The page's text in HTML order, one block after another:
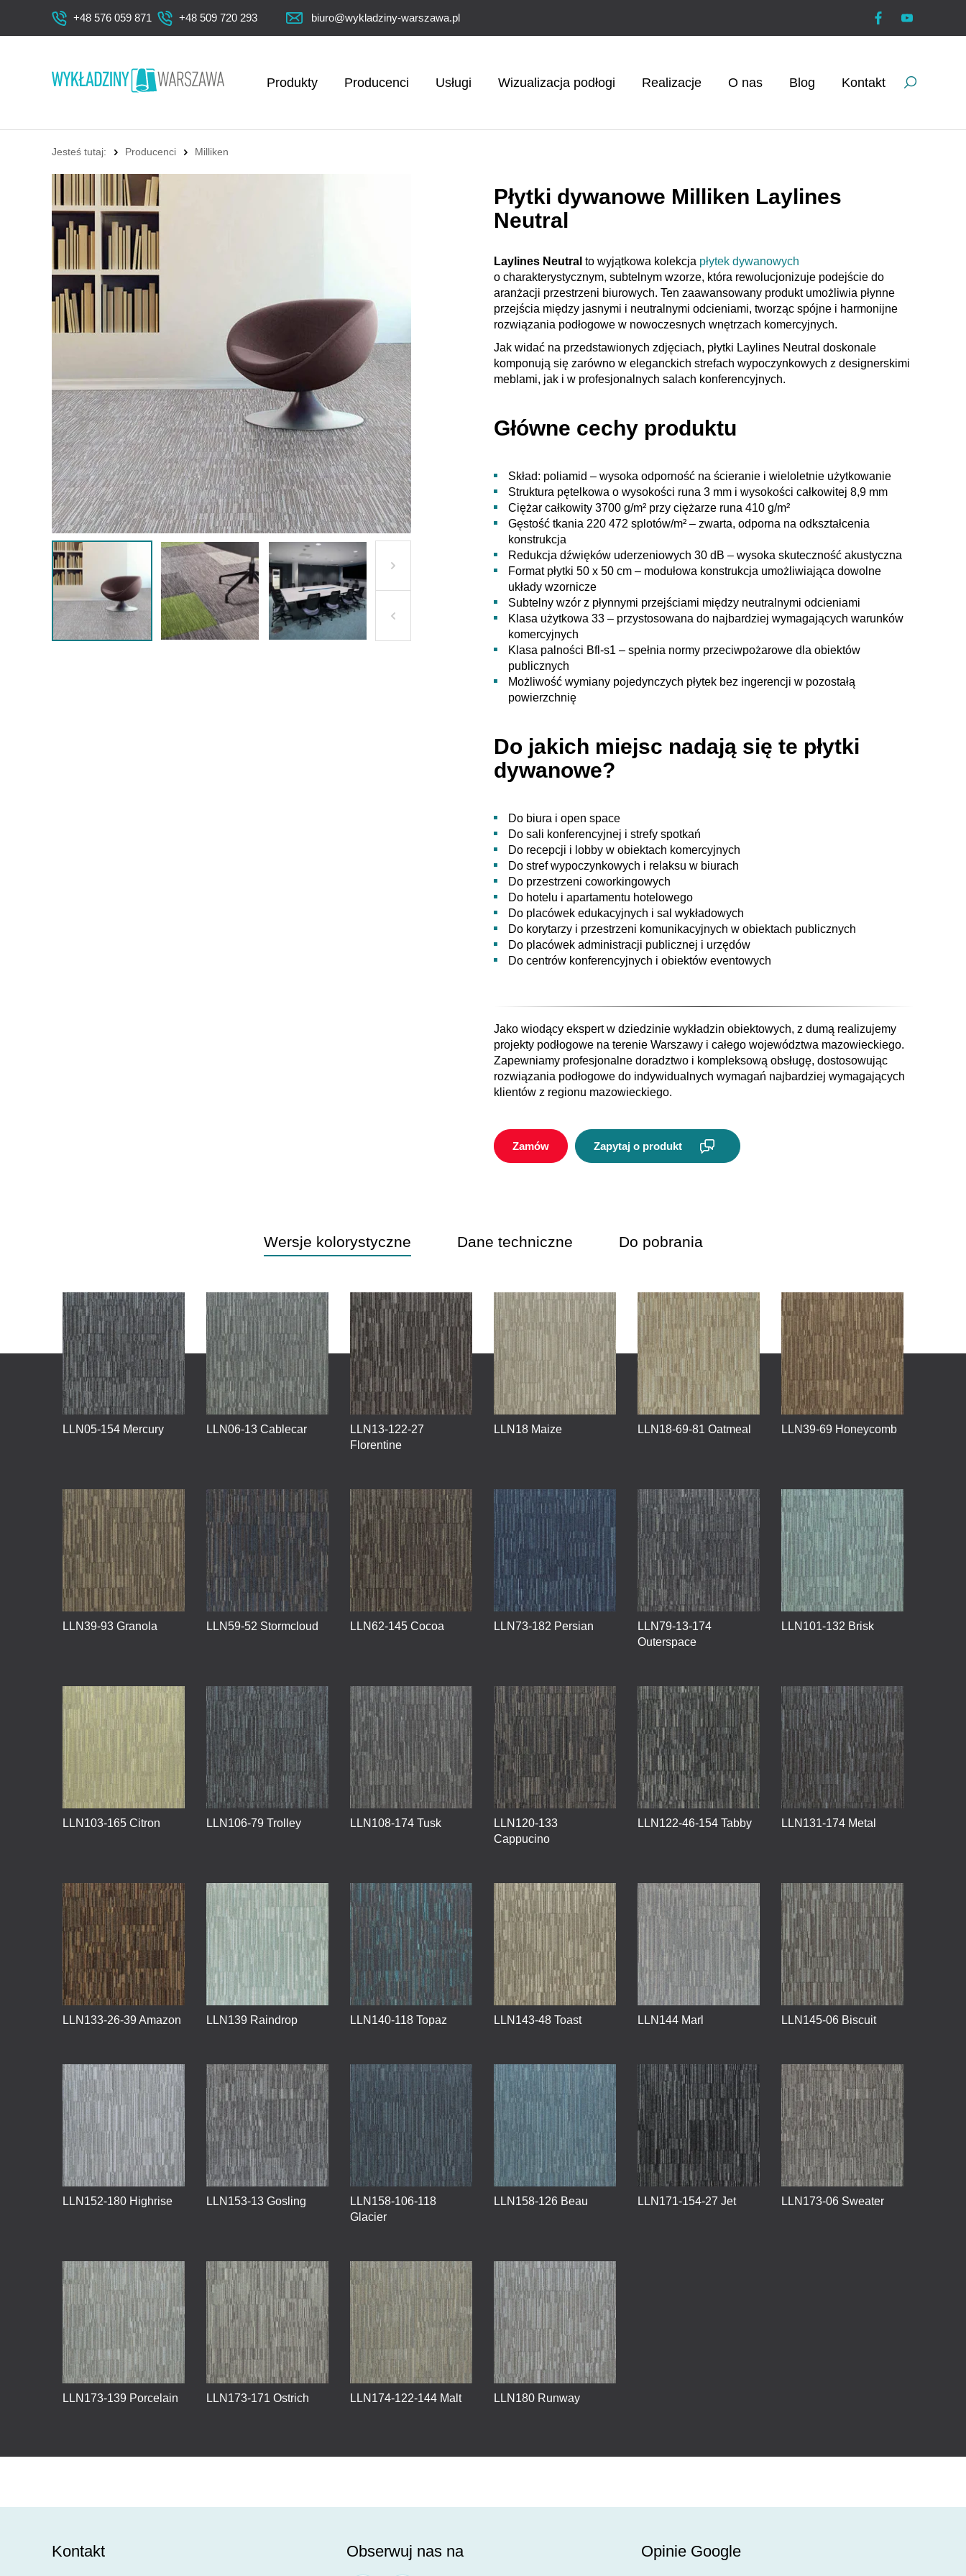
+48 576 059 871 +48 509 720 293 biuro@wykladziny-warszawa.pl
Produkty Producenci Usługi Wizualizacja podłogi Realizacje O nas Blog Kontakt
Jesteś tutaj: Producenci Milliken
Płytki dywanowe Milliken Laylines
Neutral
Laylines Neutral to wyjątkowa kolekcja płytek dywanowych
o charakterystycznym, subtelnym wzorze, która rewolucjonizuje podejście do
aranżacji przestrzeni biurowych. Ten zaawansowany produkt umożliwia płynne
przejścia między jasnymi i neutralnymi odcieniami, tworząc spójne i harmonijne
rozwiązania podłogowe w nowoczesnych wnętrzach komercyjnych.
Jak widać na przedstawionych zdjęciach, płytki Laylines Neutral doskonale
komponują się zarówno w eleganckich strefach wypoczynkowych z designerskimi
meblami, jak i w profesjonalnych salach konferencyjnych.
Główne cechy produktu
Skład: poliamid – wysoka odporność na ścieranie i wieloletnie użytkowanie
Struktura pętelkowa o wysokości runa 3 mm i wysokości całkowitej 8,9 mm
Ciężar całkowity 3700 g/m² przy ciężarze runa 410 g/m²
Gęstość tkania 220 472 splotów/m² – zwarta, odporna na odkształcenia
konstrukcja
Redukcja dźwięków uderzeniowych 30 dB – wysoka skuteczność akustyczna
Format płytki 50 x 50 cm – modułowa konstrukcja umożliwiająca dowolne
układy wzornicze
Subtelny wzór z płynnymi przejściami między neutralnymi odcieniami
Klasa użytkowa 33 – przystosowana do najbardziej wymagających warunków
komercyjnych
Klasa palności Bfl-s1 – spełnia normy przeciwpożarowe dla obiektów
publicznych
Możliwość wymiany pojedynczych płytek bez ingerencji w pozostałą
powierzchnię
Do jakich miejsc nadają się te płytki
dywanowe?
Do biura i open space
Do sali konferencyjnej i strefy spotkań
Do recepcji i lobby w obiektach komercyjnych
Do stref wypoczynkowych i relaksu w biurach
Do przestrzeni coworkingowych
Do hotelu i apartamentu hotelowego
Do placówek edukacyjnych i sal wykładowych
Do korytarzy i przestrzeni komunikacyjnych w obiektach publicznych
Do placówek administracji publicznej i urzędów
Do centrów konferencyjnych i obiektów eventowych
Jako wiodący ekspert w dziedzinie wykładzin obiektowych, z dumą realizujemy
projekty podłogowe na terenie Warszawy i całego województwa mazowieckiego.
Zapewniamy profesjonalne doradztwo i kompleksową obsługę, dostosowując
rozwiązania podłogowe do indywidualnych wymagań najbardziej wymagających
klientów z regionu mazowieckiego.
Zamów Zapytaj o produkt
Wersje kolorystyczne Dane techniczne Do pobrania
LLN05-154 Mercury LLN06-13 Cablecar
LLN13-122-27
Florentine
LLN18 Maize LLN18-69-81 Oatmeal LLN39-69 Honeycomb
LLN39-93 Granola LLN59-52 Stormcloud LLN62-145 Cocoa LLN73-182 Persian
LLN79-13-174
Outerspace
LLN101-132 Brisk
LLN103-165 Citron LLN106-79 Trolley LLN108-174 Tusk
LLN120-133
Cappucino
LLN122-46-154 Tabby LLN131-174 Metal
LLN133-26-39 Amazon LLN139 Raindrop LLN140-118 Topaz LLN143-48 Toast LLN144 Marl LLN145-06 Biscuit
LLN152-180 Highrise LLN153-13 Gosling
LLN158-106-118
Glacier
LLN158-126 Beau LLN171-154-27 Jet LLN173-06 Sweater
LLN173-139 Porcelain LLN173-171 Ostrich LLN174-122-144 Malt LLN180 Runway
Kontakt Obserwuj nas na
Opinie Google